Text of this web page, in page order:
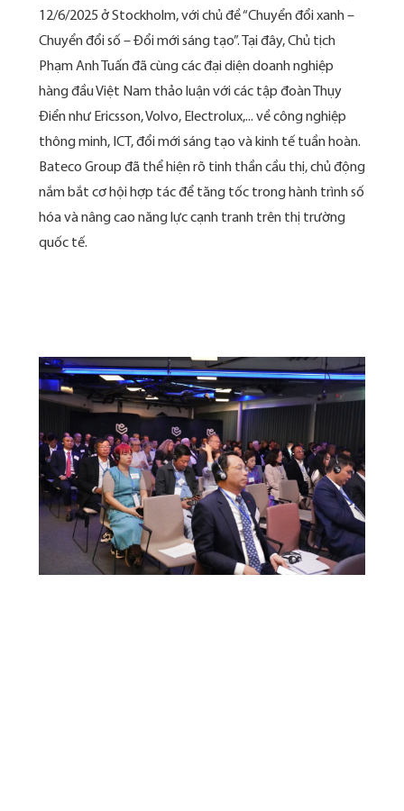
12/6/2025 ở Stockholm, với chủ đề “Chuyển đổi xanh –
Chuyển đổi số – Đổi mới sáng tạo”. Tại đây, Chủ tịch
Phạm Anh Tuấn đã cùng các đại diện doanh nghiệp
hàng đầu Việt Nam thảo luận với các tập đoàn Thụy
Điển như Ericsson, Volvo, Electrolux,... về công nghiệp
thông minh, ICT, đổi mới sáng tạo và kinh tế tuần hoàn.
Bateco Group đã thể hiện rõ tinh thần cầu thị, chủ động
nắm bắt cơ hội hợp tác để tăng tốc trong hành trình số
hóa và nâng cao năng lực cạnh tranh trên thị trường
quốc tế.